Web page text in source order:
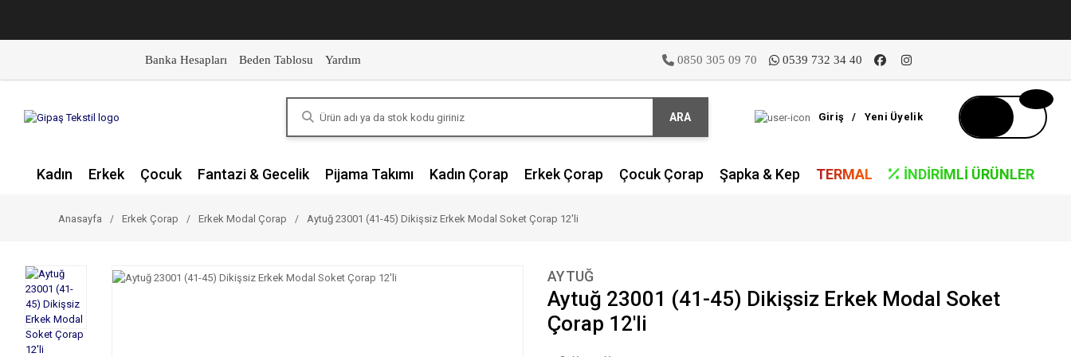
Banka Hesapları Beden Tablosu Yardım 0850 305 09 70 0539 732 34 40
ARA Giriş / Yeni Üyelik
Kadın Erkek Çocuk Fantazi & Gecelik Pijama Takımı Kadın Çorap Erkek Çorap Çocuk Çorap Şapka & Kep TERMAL İNDIRIMLI ÜRÜNLER
Anasayfa Erkek Çorap Erkek Modal Çorap Aytuğ 23001 (41-45) Dikişsiz Erkek Modal Soket Çorap 12'li
AYTUĞ
Aytuğ 23001 (41-45) Dikişsiz Erkek Modal Soket
Çorap 12'li